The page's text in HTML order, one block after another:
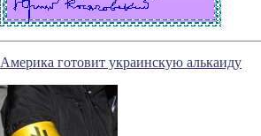
Америка готовит украинскую алькаиду